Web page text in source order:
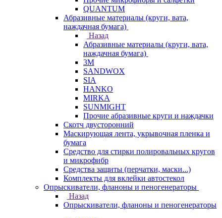
QUANTUM
Абразивные материалы (круги, вата,
наждачная бумага)
Назад
Абразивные материалы (круги, вата,
наждачная бумага)
3М
SANDWOX
SIA
HANKO
MIRKA
SUNMIGHT
Прочие абразивные круги и наждачки
Скотч двусторонний
Маскирующая лента, укрывочная пленка и
бумага
Средство для стирки полировальных кругов
и микрофибр
Средства защиты (перчатки, маски...)
Комплекты для вклейки автостекол
Опрыскиватели, фланоны и пеногенераторы
Назад
Опрыскиватели, фланоны и пеногенераторы